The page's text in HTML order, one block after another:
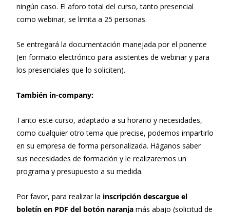
ningún caso. El aforo total del curso, tanto presencial
como webinar, se limita a 25 personas.
Se entregará la documentación manejada por el ponente
(en formato electrónico para asistentes de webinar y para
los presenciales que lo soliciten).
También in-company:
Tanto este curso, adaptado a su horario y necesidades,
como cualquier otro tema que precise, podemos impartirlo
en su empresa de forma personalizada. Háganos saber
sus necesidades de formación y le realizaremos un
programa y presupuesto a su medida.
Por favor, para realizar la inscripción descargue el
boletín en PDF del botón naranja más abajo (solicitud de